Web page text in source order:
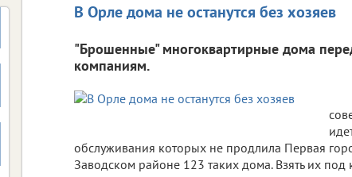
В Орле дома не останутся без хозяев
"Брошенные" многоквартирные дома
компаниям.
обслуживания которых не продлила Первая
Заводском районе 123 таких дома. Взять их